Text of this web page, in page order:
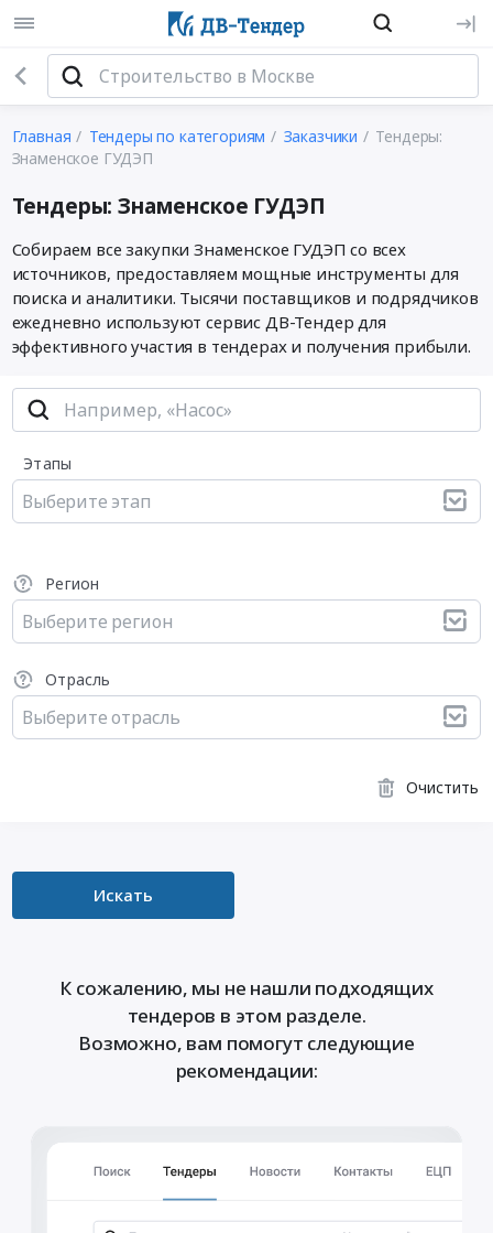
Главная Тендеры по категориям Заказчики
Тендеры:
Знаменское ГУДЭП
Тендеры: Знаменское ГУДЭП
Собираем все закупки Знаменское ГУДЭП со всех
источников, предоставляем мощные инструменты для
поиска и аналитики. Тысячи поставщиков и подрядчиков
ежедневно используют сервис ДВ-Тендер для
эффективного участия в тендерах и получения прибыли.
Этапы
Выберите этап
Регион
Выберите регион
Отрасль
Выберите отрасль
Очистить
Искать
К сожалению, мы не нашли подходящих
тендеров в этом разделе.
Возможно, вам помогут следующие
рекомендации: